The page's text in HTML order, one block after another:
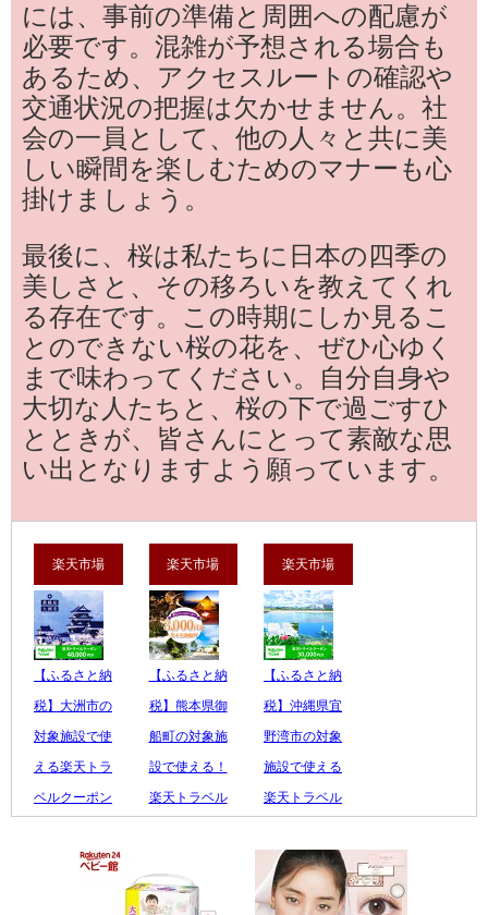
には、事前の準備と周囲への配慮が
必要です。混雑が予想される場合も
あるため、アクセスルートの確認や
交通状況の把握は欠かせません。社
会の一員として、他の人々と共に美
しい瞬間を楽しむためのマナーも心
掛けましょう。
最後に、桜は私たちに日本の四季の
美しさと、その移ろいを教えてくれ
る存在です。この時期にしか見るこ
とのできない桜の花を、ぜひ心ゆく
まで味わってください。自分自身や
大切な人たちと、桜の下で過ごすひ
とときが、皆さんにとって素敵な思
い出となりますよう願っています。
楽天市場
【ふるさと納
税】大洲市の
対象施設で使
える楽天トラ
ベルクーポン
160,000 円
楽天市場
【ふるさと納
税】熊本県御
船町の対象施
設で使える！
楽天トラベル
レビュー数：0
楽天市場
【ふるさと納
税】沖縄県宜
野湾市の対象
施設で使える
楽天トラベル
100,000 円
レビュー数：0